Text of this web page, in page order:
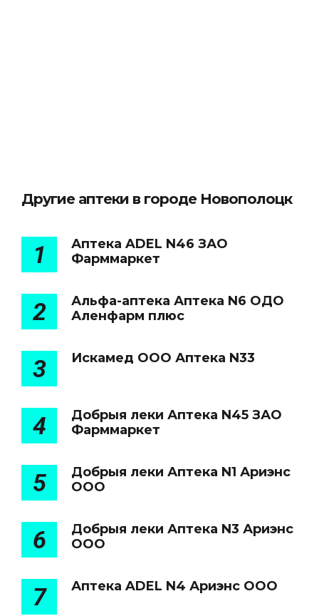
Другие аптеки в городе Новополоцк
1
Аптека ADEL N46 ЗАО
Фарммаркет
2
Альфа-аптека Аптека N6 ОДО
Аленфарм плюс
3 Искамед ООО Аптека N33
4
Добрыя леки Аптека N45 ЗАО
Фарммаркет
5
Добрыя леки Аптека N1 Ариэнс
ООО
6
Добрыя леки Аптека N3 Ариэнс
ООО
7 Аптека ADEL N4 Ариэнс ООО